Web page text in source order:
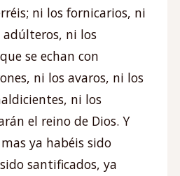
ni los fornicarios, ni
ni los
se echan con
ni los avaros, ni los
ni los
el reino de Dios. Y
ya habéis sido
santificados, ya